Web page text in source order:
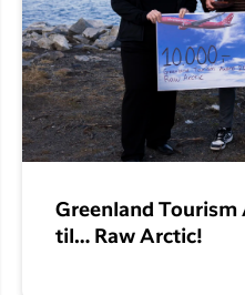
Greenland Tourism
til… Raw Arctic!